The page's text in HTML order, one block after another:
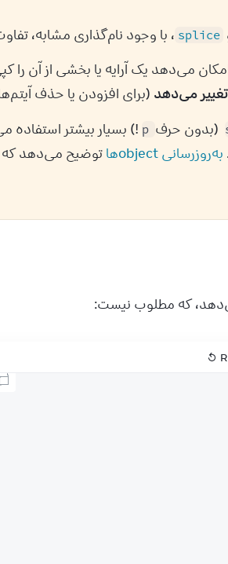
splice ، با وجود نام‌گذاری مشابه، تفاوت زیادی با یکدیگر دارند:
می‌دهد یک آرایه یا بخشی از آن را
تغییر می‌دهد (برای افزودن یا حذف
(بدون حرف p
به‌روزرسانی object‌ها